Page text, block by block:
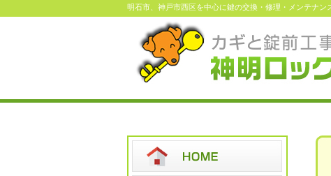
明石市、神戸市西区を中心に鍵の交換・修理・メンテナン